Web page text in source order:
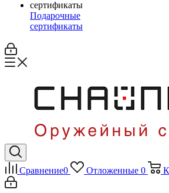
Подарочные
сертификаты
Сравнение0 Отложенные 0